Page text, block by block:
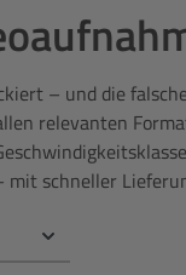
– und die
relevanten
mit schneller